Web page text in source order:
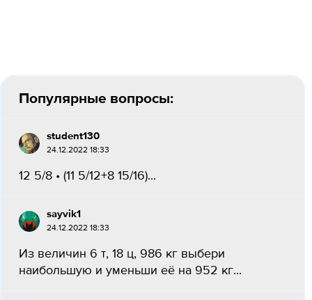
Популярные вопросы:
student130
24.12.2022 18:33
12 5/8 • (11 5/12+8 15/16)...
sayvik1
24.12.2022 18:33
Из величин 6 т, 18 ц, 986 кг выбери
наибольшую и уменьши её на 952 кг...